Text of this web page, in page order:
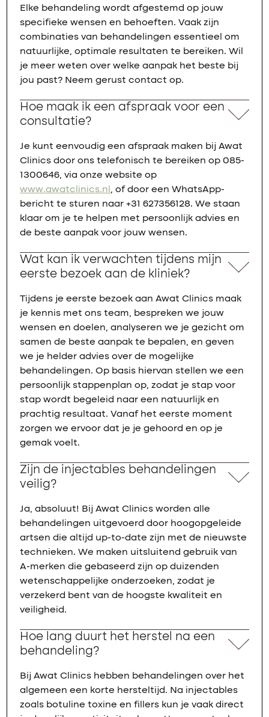
Elke behandeling wordt afgestemd op jouw
specifieke wensen en behoeften. Vaak zijn
combinaties van behandelingen essentieel om
natuurlijke, optimale resultaten te bereiken. Wil
je meer weten over welke aanpak het beste bij
jou past? Neem gerust contact op.
Hoe maak ik een afspraak voor een
consultatie?
Je kunt eenvoudig een afspraak maken bij Awat
Clinics door ons telefonisch te bereiken op 085-
1300646, via onze website op
www.awatclinics.nl , of door een WhatsApp-
bericht te sturen naar +31 627356128. We staan
klaar om je te helpen met persoonlijk advies en
de beste aanpak voor jouw wensen.
Wat kan ik verwachten tijdens mijn
eerste bezoek aan de kliniek?
Tijdens je eerste bezoek aan Awat Clinics maak
je kennis met ons team, bespreken we jouw
wensen en doelen, analyseren we je gezicht om
samen de beste aanpak te bepalen, en geven
we je helder advies over de mogelijke
behandelingen. Op basis hiervan stellen we een
persoonlijk stappenplan op, zodat je stap voor
stap wordt begeleid naar een natuurlijk en
prachtig resultaat. Vanaf het eerste moment
zorgen we ervoor dat je je gehoord en op je
gemak voelt.
Zijn de injectables behandelingen
veilig?
Ja, absoluut! Bij Awat Clinics worden alle
behandelingen uitgevoerd door hoogopgeleide
artsen die altijd up-to-date zijn met de nieuwste
technieken. We maken uitsluitend gebruik van
A-merken die gebaseerd zijn op duizenden
wetenschappelijke onderzoeken, zodat je
verzekerd bent van de hoogste kwaliteit en
veiligheid.
Hoe lang duurt het herstel na een
behandeling?
Bij Awat Clinics hebben behandelingen over het
algemeen een korte hersteltijd. Na injectables
zoals botuline toxine en fillers kun je vaak direct